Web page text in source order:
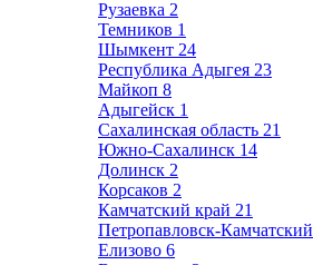
Рузаевка 2
Темников 1
Шымкент 24
Республика Адыгея 23
Майкоп 8
Адыгейск 1
Сахалинская область 21
Южно-Сахалинск 14
Долинск 2
Корсаков 2
Камчатский край 21
Петропавловск-Камчатский
Елизово 6